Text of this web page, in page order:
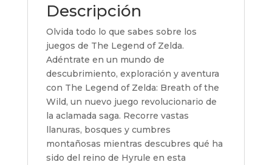
Descripción
Olvida todo lo que sabes sobre los
juegos de The Legend of Zelda.
Adéntrate en un mundo de
descubrimiento, exploración y aventura
con The Legend of Zelda: Breath of the
Wild, un nuevo juego revolucionario de
la aclamada saga. Recorre vastas
llanuras, bosques y cumbres
montañosas mientras descubres qué ha
sido del reino de Hyrule en esta